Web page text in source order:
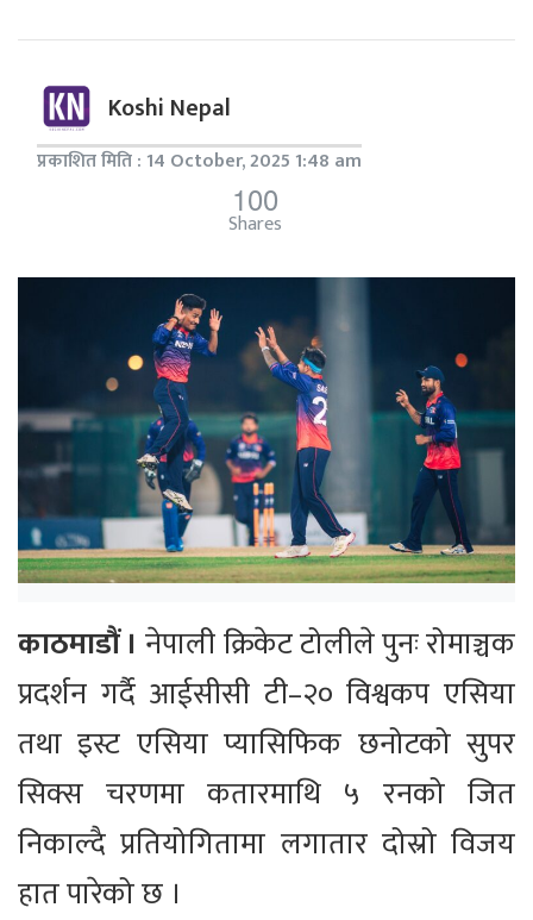
Koshi Nepal
प्रकाशित मिति : 14 October, 2025 1:48 am
100
Shares
काठमाडौं । नेपाली क्रिकेट टोलीले पुनः रोमाञ्चक
प्रदर्शन गर्दै आईसीसी टी–२० विश्वकप एसिया
तथा इस्ट एसिया प्यासिफिक छनोटको सुपर
सिक्स चरणमा कतारमाथि ५ रनको जित
निकाल्दै प्रतियोगितामा लगातार दोस्रो विजय
हात पारेको छ ।